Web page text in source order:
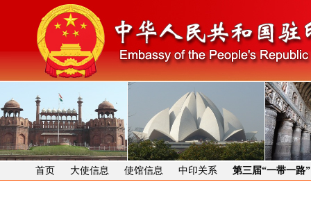
首页 大使信息 使馆信息 中印关系 第三届“一带一路